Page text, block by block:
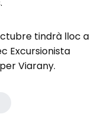
tindrà lloc a
Excursionista
Viarany.